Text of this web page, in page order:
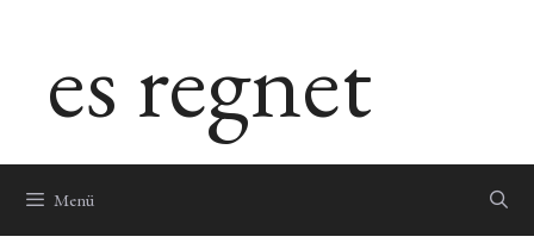
springenes regnet
Menü